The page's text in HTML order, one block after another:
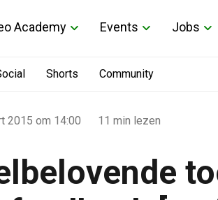
Academy Events Jobs
Shorts Community
2015 om 14:00 11 min lezen